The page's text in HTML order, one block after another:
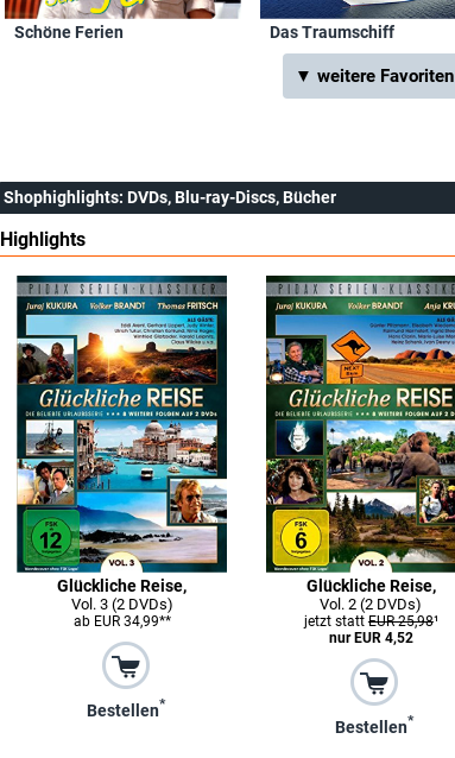
Schöne Ferien Das Traumschiff
▼ weitere Favoriten
Shophighlights: DVDs, Blu-ray-Discs, Bücher
Highlights
Glückliche Reise,
Vol. 3 (2 DVDs)
ab EUR 34,99**
Bestellen*
Glückliche Reise,
Vol. 2 (2 DVDs)
jetzt stattEUR 25,98¹
nur EUR 4,52
Bestellen*